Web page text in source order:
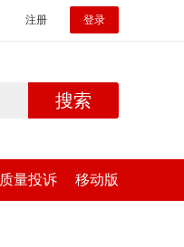
注册 登录
搜索
质量投诉 移动版